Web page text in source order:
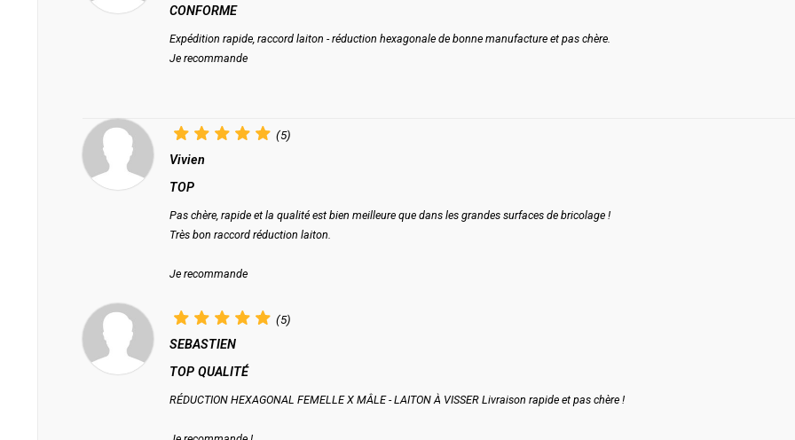
CONFORME
Expédition rapide, raccord laiton - réduction hexagonale de bonne manufacture et pas chère.
Je recommande
(5)
Vivien
TOP
Pas chère, rapide et la qualité est bien meilleure que dans les grandes surfaces de bricolage !
Très bon raccord réduction laiton.
Je recommande
(5)
SEBASTIEN
TOP QUALITÉ
RÉDUCTION HEXAGONAL FEMELLE X MÂLE - LAITON À VISSER Livraison rapide et pas chère !